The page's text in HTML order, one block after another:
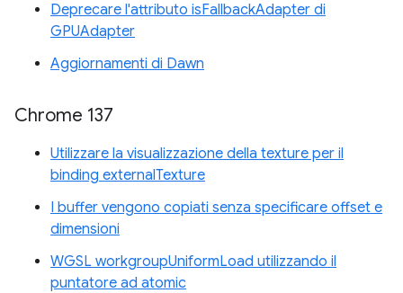
Deprecare l'attributo isFallbackAdapter di
GPUAdapter
Aggiornamenti di Dawn
Chrome 137
Utilizzare la visualizzazione della texture per il
binding externalTexture
I buffer vengono copiati senza specificare offset e
dimensioni
WGSL workgroupUniformLoad utilizzando il
puntatore ad atomic